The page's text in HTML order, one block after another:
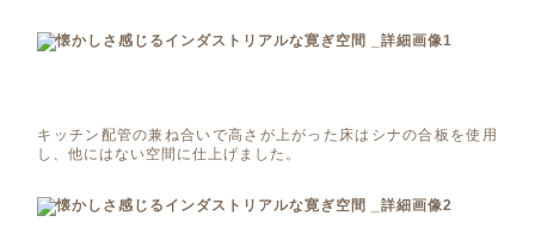
キッチン配管の兼ね合いで高さが上がった床はシナの合板を使用
し、他にはない空間に仕上げました。